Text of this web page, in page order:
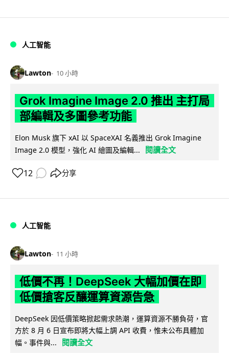
人工智能
Lawton 10 小時
Grok Imagine Image 2.0 推出 主打局
部編輯及多圖參考功能
Elon Musk 旗下 xAI 以 SpaceXAI 名義推出 Grok Imagine
Image 2.0 模型，強化 AI 繪圖及編輯...
閱讀全文
12 分享
人工智能
Lawton 11 小時
低價不再！DeepSeek 大幅加價在即
低價搶客反釀運算資源告急
DeepSeek 因低價策略掀起需求熱潮，運算資源不勝負荷，官
方於 8 月 6 日宣布即將大幅上調 API 收費，惟未公布具體加
幅。事件與...
閱讀全文